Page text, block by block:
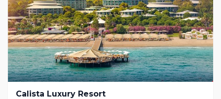
Calista Luxury Resort